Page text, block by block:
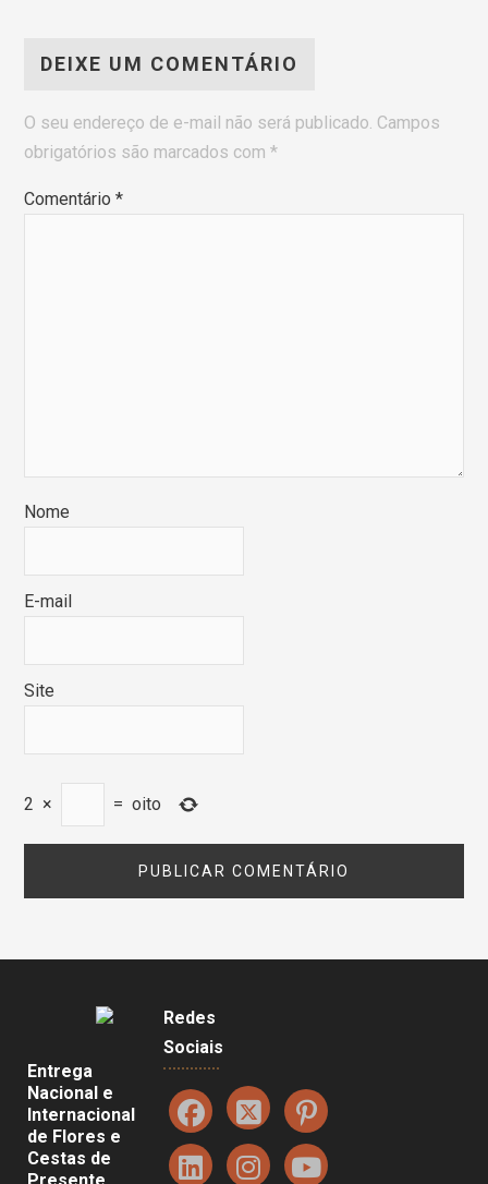
DEIXE UM COMENTÁRIO
O seu endereço de e-mail não será publicado. Campos
obrigatórios são marcados com*
Comentário*
Nome
E-mail
Site
2 × = oito
Entrega
Nacional e
Internacional
de Flores e
Cestas de
Presente
Redes
Sociais